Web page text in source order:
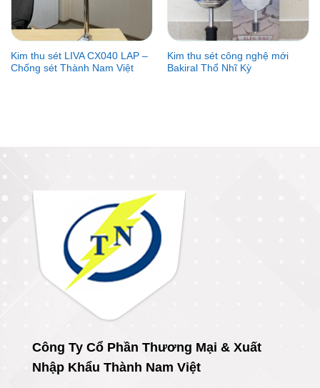
Kim thu sét LIVA CX040 LAP –
Chống sét Thành Nam Việt
Kim thu sét công nghệ mới
Bakiral Thổ Nhĩ Kỳ
Công Ty Cổ Phần Thương Mại & Xuất
Nhập Khẩu Thành Nam Việt